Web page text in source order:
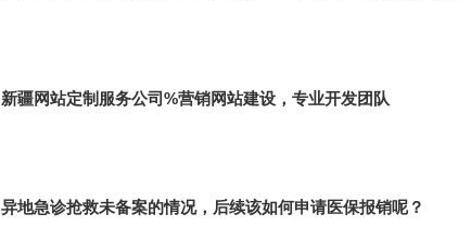
新疆网站定制服务公司%营销网站建设，专业开发团队
异地急诊抢救未备案的情况，后续该如何申请医保报销呢？